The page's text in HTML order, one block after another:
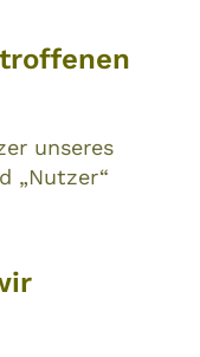
unseres
„Nutzer“